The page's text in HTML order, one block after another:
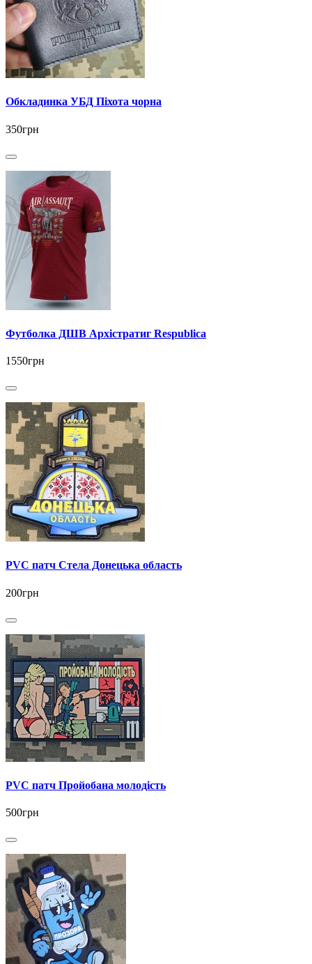
Обкладинка УБД Піхота чорна
350грн
Футболка ДШВ Архістратиг Respublica
1550грн
PVC патч Стела Донецька область
200грн
PVC патч Пройобана молодість
500грн